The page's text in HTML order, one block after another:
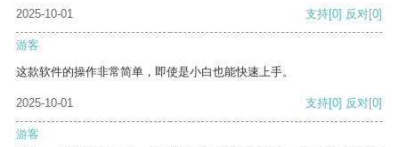
2025-10-01
支持[0] 反对[0]
游客
这款软件的操作非常简单，即使是小白也能快速上手。
2025-10-01 支持[0] 反对[0]
游客